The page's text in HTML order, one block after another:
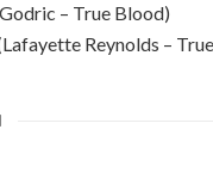
– True Blood)
Reynolds –